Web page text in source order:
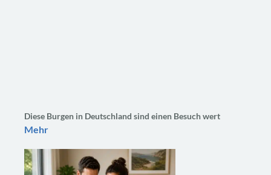
Diese Burgen in Deutschland sind einen Besuch wert
Mehr